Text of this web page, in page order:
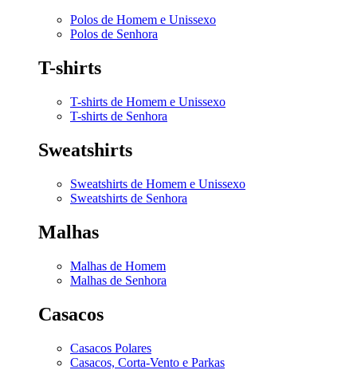
Polos de Homem e Unissexo
Polos de Senhora
T-shirts
T-shirts de Homem e Unissexo
T-shirts de Senhora
Sweatshirts
Sweatshirts de Homem e Unissexo
Sweatshirts de Senhora
Malhas
Malhas de Homem
Malhas de Senhora
Casacos
Casacos Polares
Casacos, Corta-Vento e Parkas